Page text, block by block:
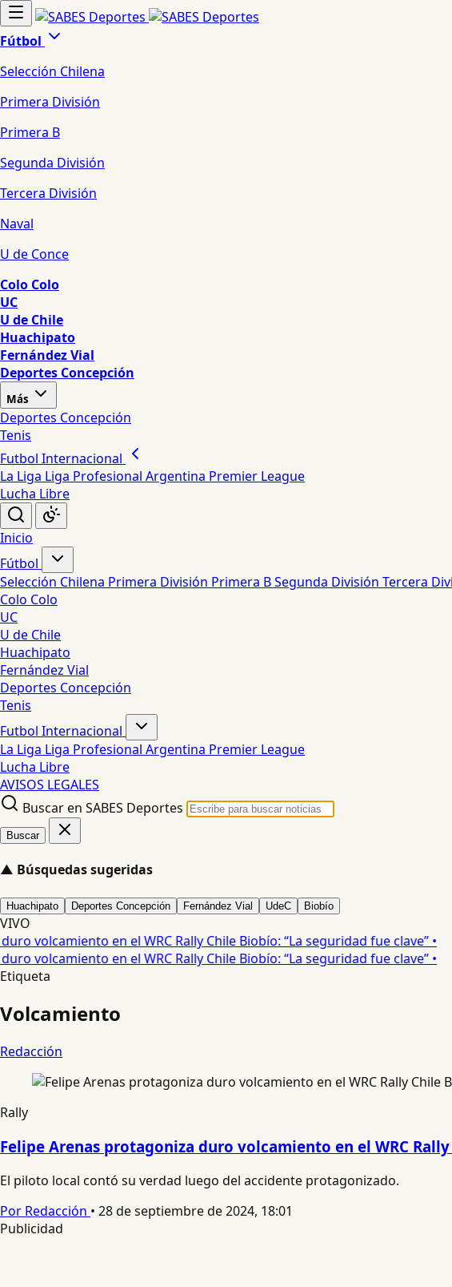
Fútbol
Selección Chilena
Primera División
Primera B
Segunda División
Tercera División
Naval
U de Conce
Colo Colo
UC
U de Chile
Huachipato
Fernández Vial
Deportes Concepción
Más
Deportes Concepción
Tenis
Futbol Internacional
La Liga Liga Profesional Argentina Premier League
Lucha Libre
Inicio
Fútbol
Selección Chilena Primera División Primera BSegunda División Tercera
Colo Colo
UC
U de Chile
Huachipato
Fernández Vial
Deportes Concepción
Tenis
Futbol Internacional
La Liga Liga Profesional Argentina Premier League
Lucha Libre
AVISOS LEGALES
Buscar en SABES Deportes
Buscar
▲ Búsquedas sugeridas
Huachipato Deportes Concepción Fernández Vial UdeC Biobío
VIVO
volcamiento en el WRC Rally Chile Biobío: “La seguridad fue clave” •
volcamiento en el WRC Rally Chile Biobío: “La seguridad fue clave” •
Etiqueta
Volcamiento
Redacción
Rally
Felipe Arenas protagoniza duro volcamiento en el WRC
El piloto local contó su verdad luego del accidente protagonizado.
Por Redacción • 28 de septiembre de 2024, 18:01
Publicidad